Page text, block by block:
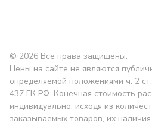
© 2026 Все права защищены.
Цены на сайте не являются
определяемой положениями ч. 2 ст.
437 ГК РФ. Конечная стоимость
индивидуально, исходя из
заказываемых товаров, их